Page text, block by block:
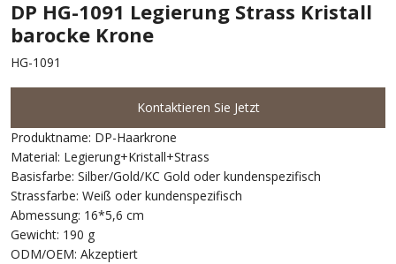
DP HG-1091 Legierung Strass Kristall
barocke Krone
HG-1091
Kontaktieren Sie Jetzt
Produktname: DP-Haarkrone
Material: Legierung+Kristall+Strass
Basisfarbe: Silber/Gold/KC Gold oder kundenspezifisch
Strassfarbe: Weiß oder kundenspezifisch
Abmessung: 16*5,6 cm
Gewicht: 190 g
ODM/OEM: Akzeptiert